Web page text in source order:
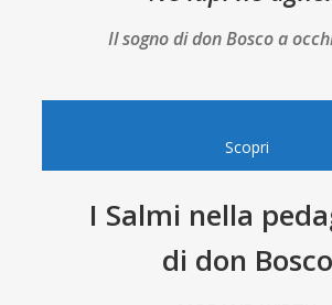
Il sogno di don Bosco a
Scopri
I Salmi nella
di don Bosco